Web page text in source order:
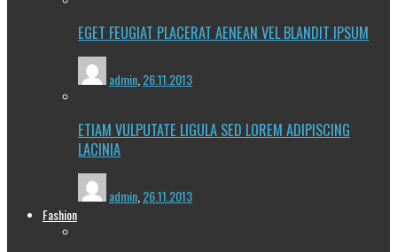
EGET FEUGIAT PLACERAT AENEAN VEL BLANDIT IPSUM
admin,26.11.2013
ETIAM VULPUTATE LIGULA SED LOREM ADIPISCING
LACINIA
admin 26.11.2013
Fashion